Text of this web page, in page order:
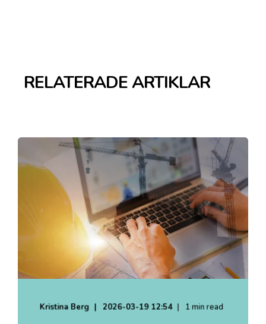
RELATERADE ARTIKLAR
Kristina Berg 2026-03-19 12:54 1 min read